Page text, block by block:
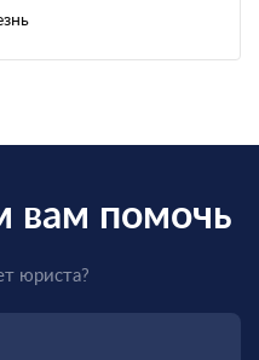
помочь
юриста?